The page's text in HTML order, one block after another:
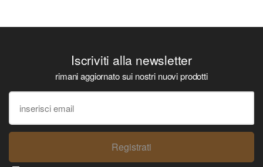
Iscriviti alla newsletter
rimani aggiornato sui nostri nuovi prodotti
Registrati